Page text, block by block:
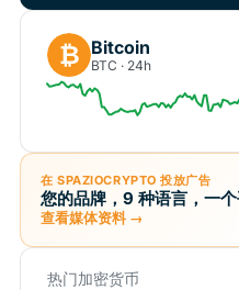
₿ Bitcoin
BTC · 24h
在 SPAZIOCRYPTO 投放广告
您的品牌，9 种语言，一个
查看媒体资料 →
热门加密货币